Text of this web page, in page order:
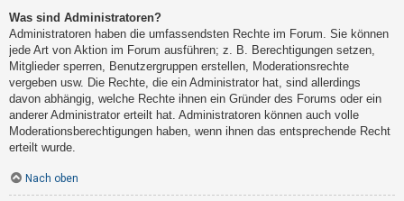
Was sind Administratoren?
Administratoren haben die umfassendsten Rechte im Forum. Sie können
jede Art von Aktion im Forum ausführen; z. B. Berechtigungen setzen,
Mitglieder sperren, Benutzergruppen erstellen, Moderationsrechte
vergeben usw. Die Rechte, die ein Administrator hat, sind allerdings
davon abhängig, welche Rechte ihnen ein Gründer des Forums oder ein
anderer Administrator erteilt hat. Administratoren können auch volle
Moderationsberechtigungen haben, wenn ihnen das entsprechende Recht
erteilt wurde.
Nach oben